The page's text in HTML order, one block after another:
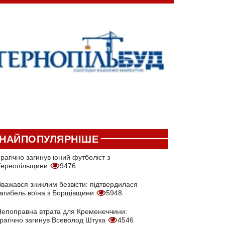
загинув юний футболіст з
9476
зниклим безвісти: підтвердилася
воїна з Борщівщини
5948
втрата для Кременеччини:
загинув Всеволод Штука
4546